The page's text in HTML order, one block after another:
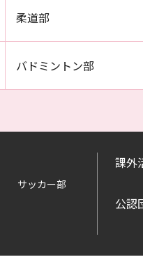
柔道部
バドミントン部
サッカー部
課外
公認